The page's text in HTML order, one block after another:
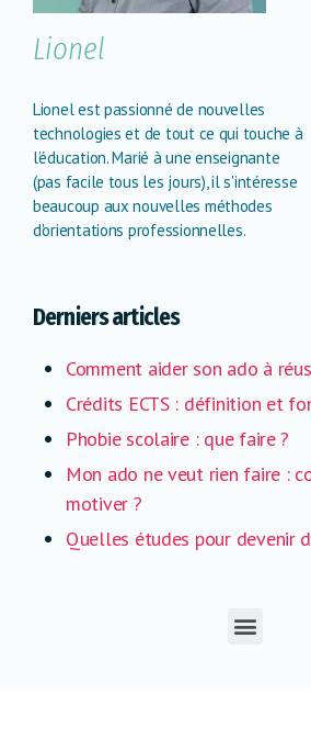
Lionel
Lionel est passionné de nouvelles
technologies et de tout ce qui touche à
l’éducation. Marié à une enseignante
(pas facile tous les jours), il s'intéresse
beaucoup aux nouvelles méthodes
d'orientations professionnelles.
Derniers articles
Comment aider son ado à
Crédits ECTS : définition et
Phobie scolaire : que faire ?
Mon ado ne veut rien faire :
motiver ?
Quelles études pour devenir